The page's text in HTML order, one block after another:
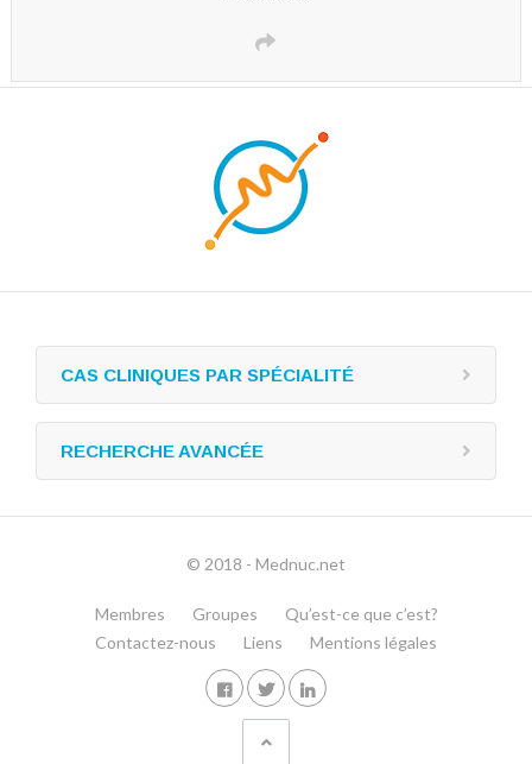
CAS CLINIQUES PAR SPÉCIALITÉ
RECHERCHE AVANCÉE
© 2018 - Mednuc.net
Membres Groupes
Qu’est-ce que c’est?
Contactez-nous
Liens Mentions légales